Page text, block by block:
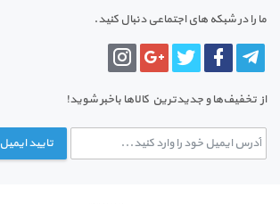
ما را در شبکه های اجتماعی دنبال کنید.
از تخفیف‌ها و جدیدترین‌ کالاها باخبر شوید!
تایید ایمیل